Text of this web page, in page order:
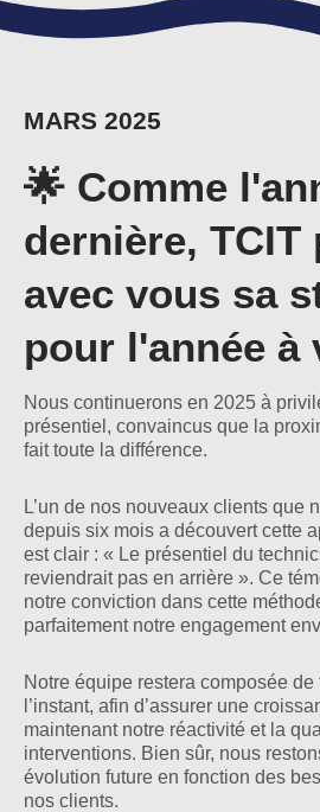
MARS 2025
🌟 Comme
dernière, TCIT
avec vous sa
pour l'année à
Nous continuerons en 2025 à
présentiel, convaincus que la
fait toute la différence.
L’un de nos nouveaux clients que
depuis six mois a découvert cette
est clair : « Le présentiel du
reviendrait pas en arrière ». Ce
notre conviction dans cette
parfaitement notre engagement
Notre équipe restera composée
l’instant, afin d’assurer une
maintenant notre réactivité et la
interventions. Bien sûr, nous
évolution future en fonction des
nos clients.